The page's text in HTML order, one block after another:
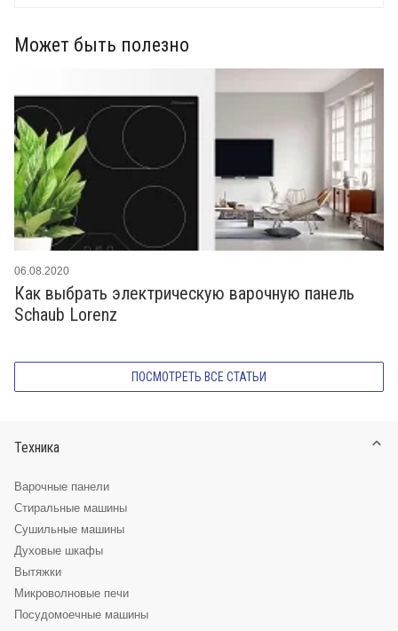
Может быть полезно
ПОСМОТРЕТЬ ВСЕ СТАТЬИ
Как выбрать электрическую варочную панель
Schaub Lorenz
06.08.2020
Техника
Варочные панели
Стиральные машины
Сушильные машины
Духовые шкафы
Вытяжки
Микроволновые печи
Посудомоечные машины